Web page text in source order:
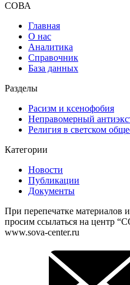
СОВА
Главная
О нас
Аналитика
Справочник
База данных
Разделы
Расизм и ксенофобия
Неправомерный
Религия в светском
Категории
Новости
Публикации
Документы
При перепечатке материалов
просим ссылаться на центр
www.sova-center.ru